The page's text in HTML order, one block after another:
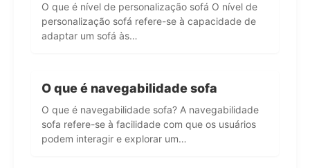
O que é nível de personalização sofá O nível de
personalização sofá refere-se à capacidade de
adaptar um sofá às…
O que é navegabilidade sofa
O que é navegabilidade sofa? A navegabilidade
sofa refere-se à facilidade com que os usuários
podem interagir e explorar um…